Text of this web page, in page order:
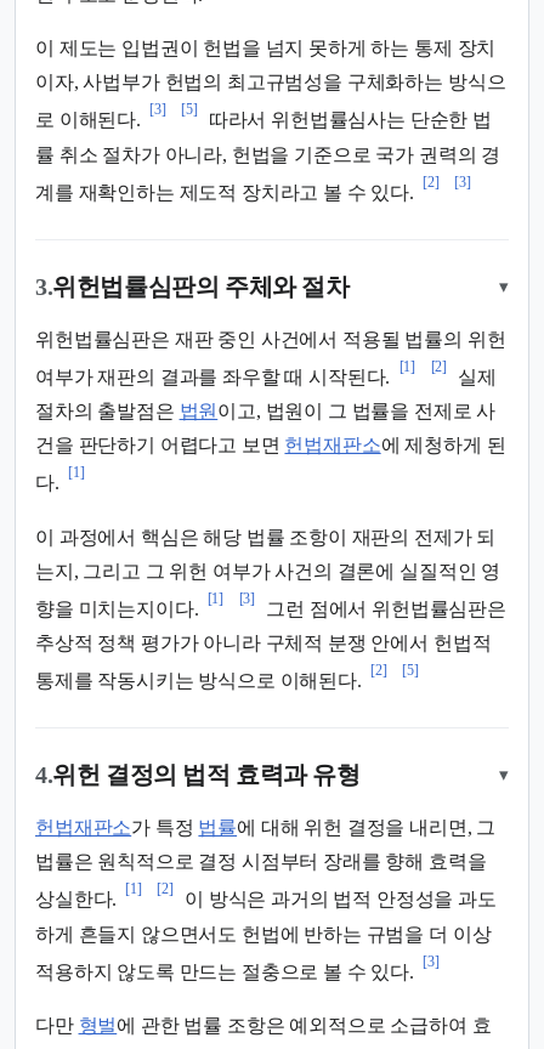
이 제도는 입법권이 헌법을 넘지 못하게 하는 통제 장치
이자, 사법부가 헌법의 최고규범성을 구체화하는 방식으
로 이해된다.
[3] [5]
따라서 위헌법률심사는 단순한 법
률 취소 절차가 아니라, 헌법을 기준으로 국가 권력의 경
계를 재확인하는 제도적 장치라고 볼 수 있다.
[2] [3]
3.위헌법률심판의 주체와 절차 ▾
위헌법률심판은 재판 중인 사건에서 적용될 법률의 위헌
여부가 재판의 결과를 좌우할 때 시작된다.
[1] [2]
실제
절차의 출발점은 법원이고, 법원이 그 법률을 전제로 사
건을 판단하기 어렵다고 보면 헌법재판소에 제청하게 된
다.
[1]
이 과정에서 핵심은 해당 법률 조항이 재판의 전제가 되
는지, 그리고 그 위헌 여부가 사건의 결론에 실질적인 영
향을 미치는지이다.
[1] [3]
그런 점에서 위헌법률심판은
추상적 정책 평가가 아니라 구체적 분쟁 안에서 헌법적
통제를 작동시키는 방식으로 이해된다.
[2] [5]
4.위헌 결정의 법적 효력과 유형 ▾
헌법재판소가 특정 법률에 대해 위헌 결정을 내리면, 그
법률은 원칙적으로 결정 시점부터 장래를 향해 효력을
상실한다.
[1] [2]
이 방식은 과거의 법적 안정성을 과도
하게 흔들지 않으면서도 헌법에 반하는 규범을 더 이상
적용하지 않도록 만드는 절충으로 볼 수 있다.
[3]
다만 형벌에 관한 법률 조항은 예외적으로 소급하여 효